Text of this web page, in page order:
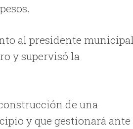
al presidente
y supervisó la
de una
y que gestionará ante